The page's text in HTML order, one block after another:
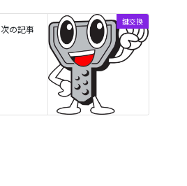
鍵交換
次の記事